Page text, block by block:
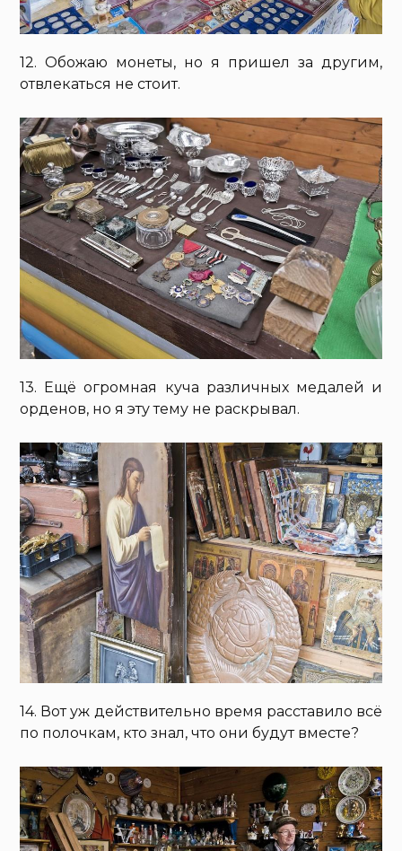
12. Обожаю монеты, но я пришел за другим,
отвлекаться не стоит.
13. Ещё огромная куча различных медалей и
орденов, но я эту тему не раскрывал.
14. Вот уж действительно время расставило всё
по полочкам, кто знал, что они будут вместе?